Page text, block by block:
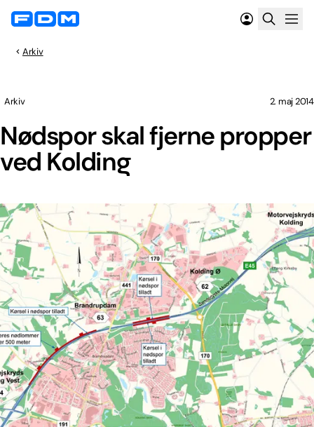
Arkiv
Nødspor skal fjerne propper
ved Kolding
Arkiv 2. maj 2014